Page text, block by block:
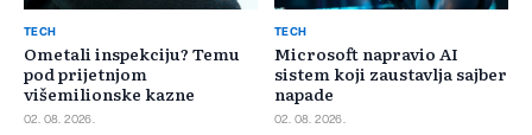
TECH
Ometali inspekciju? Temu
pod prijetnjom
višemilionske kazne
02. 08. 2026.
TECH
Microsoft napravio AI
sistem koji zaustavlja sajber
napade
02. 08. 2026.